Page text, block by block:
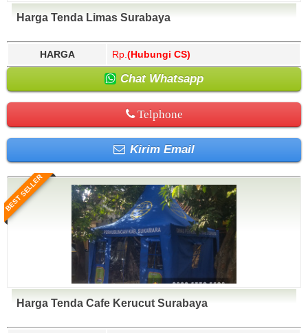
Harga Tenda Limas Surabaya
HARGA Rp. (Hubungi CS)
Chat Whatsapp
Telphone
Kirim Email
BEST SELLER
Harga Tenda Cafe Kerucut Surabaya